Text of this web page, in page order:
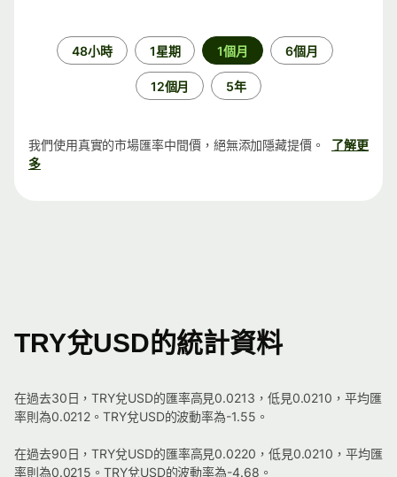
48小時 1星期 1個月 6個月
12個月 5年
我們使用真實的市場匯率中間價，絕無添加隱藏提價。
了解更
多
TRY兌USD的統計資料
在過去30日，TRY兌USD的匯率高見0.0213，低見0.0210，平均匯
率則為0.0212。TRY兌USD的波動率為-1.55。
在過去90日，TRY兌USD的匯率高見0.0220，低見0.0210，平均匯
率則為0.0215。TRY兌USD的波動率為-4.68。